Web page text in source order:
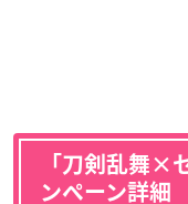
「刀剣乱舞×
ンペーン詳細